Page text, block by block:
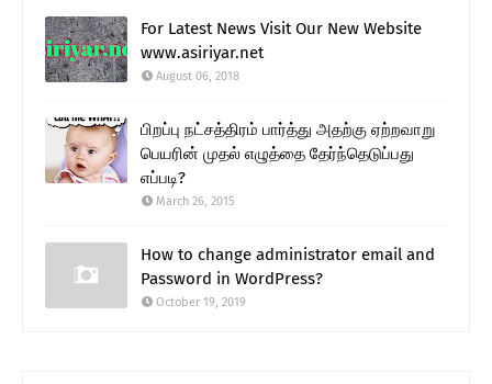
For Latest News Visit Our New Website
www.asiriyar.net
August 06, 2018
பிறப்பு நட்சத்திரம் பார்த்து அதற்கு ஏற்றவாறு
பெயரின் முதல் எழுத்தை தேர்ந்தெடுப்பது
எப்படி?
March 26, 2015
How to change administrator email and
Password in WordPress?
October 19, 2019